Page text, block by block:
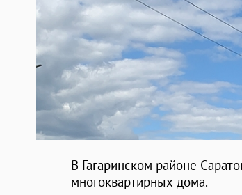
В Гагаринском районе
многоквартирных дома.